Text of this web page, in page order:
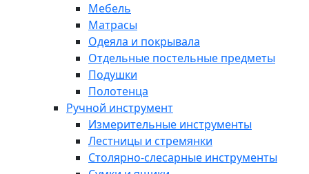
Мебель
Матрасы
Одеяла и покрывала
Отдельные постельные предметы
Подушки
Полотенца
Ручной инструмент
Измерительные инструменты
Лестницы и стремянки
Столярно-слесарные инструменты